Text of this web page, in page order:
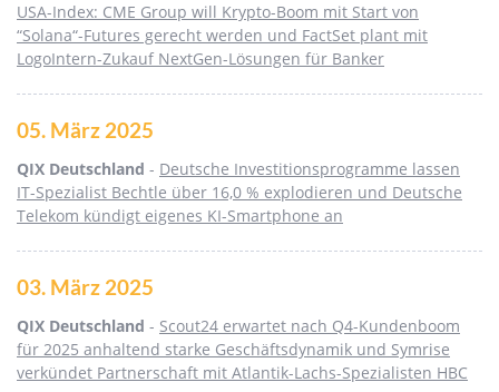
USA-Index: CME Group will Krypto-Boom mit Start von
“Solana“-Futures gerecht werden und FactSet plant mit
LogoIntern-Zukauf NextGen-Lösungen für Banker
05. März 2025
QIX Deutschland - Deutsche Investitionsprogramme lassen
IT-Spezialist Bechtle über 16,0 % explodieren und Deutsche
Telekom kündigt eigenes KI-Smartphone an
03. März 2025
QIX Deutschland - Scout24 erwartet nach Q4-Kundenboom
für 2025 anhaltend starke Geschäftsdynamik und Symrise
verkündet Partnerschaft mit Atlantik-Lachs-Spezialisten HBC